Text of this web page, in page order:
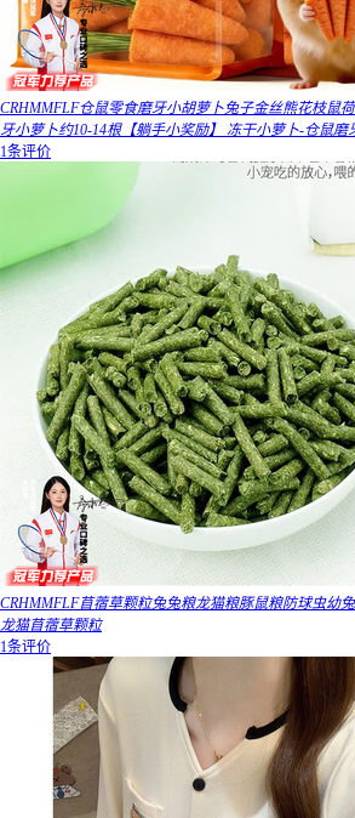
CRHMMFLF仓鼠零食磨牙小胡萝卜兔子金丝熊花枝鼠
牙小萝卜约10-14根【躺手小奖励】 冻干小萝卜-仓鼠磨
1条评价
CRHMMFLF苜蓿草颗粒兔兔粮龙猫粮豚鼠粮防球虫幼
龙猫苜蓿草颗粒
1条评价